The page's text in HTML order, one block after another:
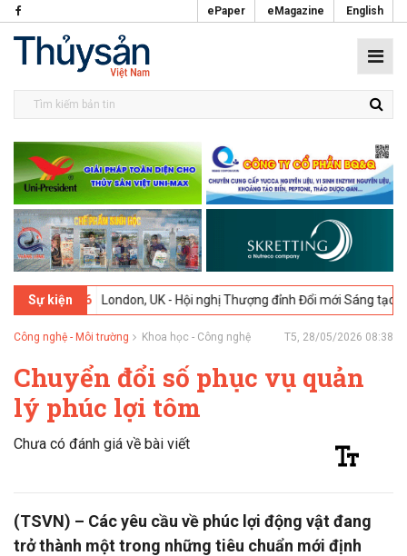
ePaper eMagazine English
Sự kiện
London, UK - Hội nghị Thượng đỉnh Đổi mới Sáng tạo trong
Công nghệ - Môi trường Khoa học - Công nghệ T5, 28/05/2026 08:38
Chuyển đổi số phục vụ quản
lý phúc lợi tôm
Chưa có đánh giá về bài viết
(TSVN) – Các yêu cầu về phúc lợi động vật đang
trở thành một trong những tiêu chuẩn mới định